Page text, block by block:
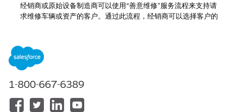
经销商或原始设备制造商可以使用“善意维修”服务流程来支持请
求维修车辆或资产的客户。通过此流程，经销商可以选择客户的
查客户的索赔历史和过去的工作订单，根据客户服务关系和以前
的维修模式评估请求。保修管理员决定是否提出商誉索赔，确定
应用于每个行项目的分摊百分比，并记录这些决定背后的原因。
这确保了善意的一致和公平扩展，有助于加强客户的忠诚度，同
时保持对任意维修成本的明确治理。
1-800-667-6389